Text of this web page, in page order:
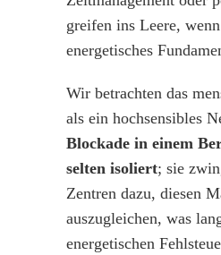
greifen ins Leere,
energetisches
Wir betrachten das
als ein hochsensibles
Blockade in einem
selten isoliert; sie
Zentren dazu, diesen
auszugleichen, was
energetischen